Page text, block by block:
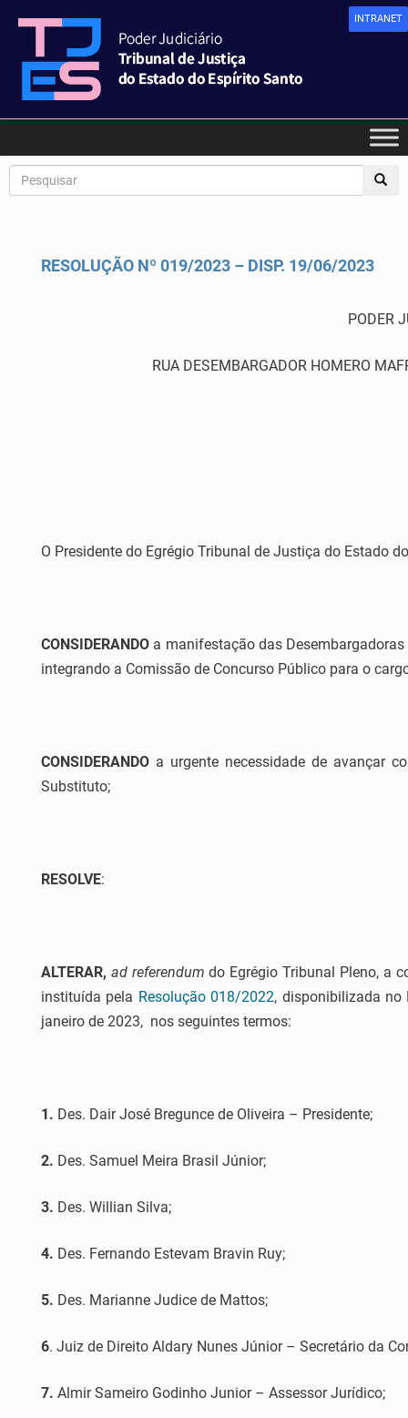
INTRANET
RESOLUÇÃO Nº 019/2023 – DISP. 19/06/2023
PODER
RUA DESEMBARGADOR HOMERO
O Presidente do Egrégio Tribunal de Justiça do Estado
CONSIDERANDOa manifestação das
integrando a Comissão de Concurso Público para o
CONSIDERANDOa urgente necessidade de avançar
Substituto;
RESOLVE:
ALTERAR, ad referendum do Egrégio Tribunal Pleno, a
instituída pela Resolução 018/2022, disponibilizada
janeiro de 2023, nos seguintes termos:
1. Des. Dair José Bregunce de Oliveira – Presidente;
2. Des. Samuel Meira Brasil Júnior;
3. Des. Willian Silva;
4. Des. Fernando Estevam Bravin Ruy;
5. Des. Marianne Judice de Mattos;
6. Juiz de Direito Aldary Nunes Júnior – Secretário da
7. Almir Sameiro Godinho Junior – Assessor Jurídico;